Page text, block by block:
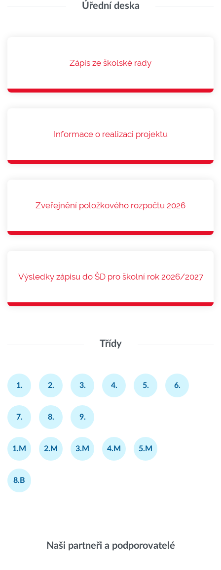
Úřední deska
Zápis ze školské rady
Informace o realizaci projektu
Zveřejnění položkového rozpočtu 2026
Výsledky zápisu do ŠD pro školní rok 2026/2027
Třídy
1. 2. 3. 4. 5. 6.
7. 8. 9.
1.M 2.M 3.M 4.M 5.M
8.B
Naši partneři a podporovatelé